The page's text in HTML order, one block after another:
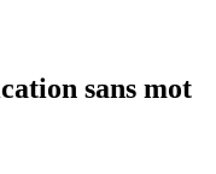
sans mot